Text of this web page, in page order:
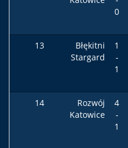
0
13
Błękitni
Stargard
1
-
1
14
Rozwój
Katowice
4
-
1